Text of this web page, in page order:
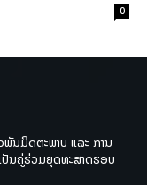
0
ນມິດຕະພາບ ແລະ ການ
ນຄູ່ຮ່ວມຍຸດທະສາດຮອບ